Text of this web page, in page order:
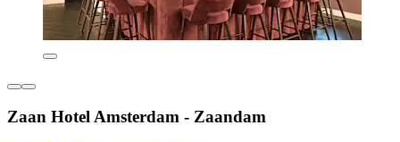
Zaan Hotel Amsterdam - Zaandam